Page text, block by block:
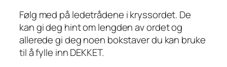
Følg med på ledetrådene i kryssordet. De
kan gi deg hint om lengden av ordet og
allerede gi deg noen bokstaver du kan bruke
til å fylle inn DEKKET.